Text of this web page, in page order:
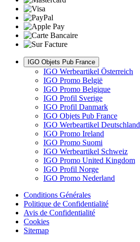
IGO Objets Pub France
IGO Werbeartikel Österreich
IGO Promo België
IGO Promo Belgique
IGO Profil Sverige
IGO Profil Danmark
IGO Objets Pub France
IGO Werbeartikel Deutschland
IGO Promo Ireland
IGO Promo Suomi
IGO Werbeartikel Schweiz
IGO Promo United Kingdom
IGO Profil Norge
IGO Promo Nederland
Conditions Générales
Politique de Confidentialité
Avis de Confidentialité
Cookies
Sitemap